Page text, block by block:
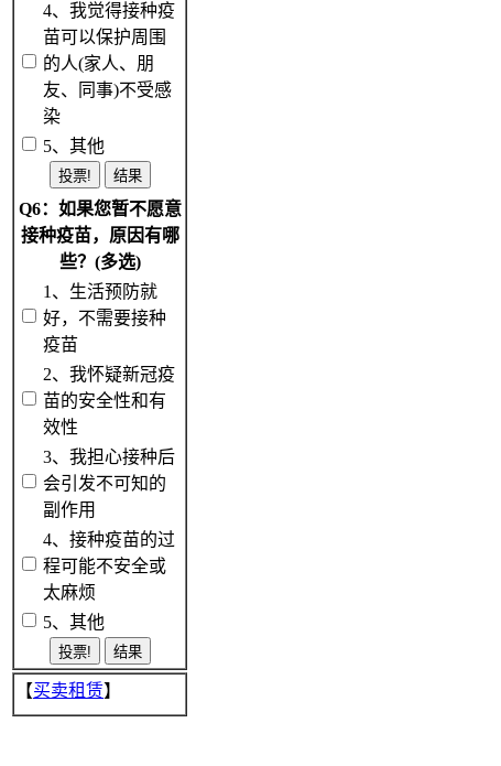
4、我觉得接种疫
苗可以保护周围
的人(家人、朋
友、同事)不受感
染
5、其他
Q6：如果您暂不愿意
接种疫苗，原因有哪
些？(多选)
1、生活预防就
好，不需要接种
疫苗
2、我怀疑新冠疫
苗的安全性和有
效性
3、我担心接种后
会引发不可知的
副作用
4、接种疫苗的过
程可能不安全或
太麻烦
5、其他
【买卖租赁】